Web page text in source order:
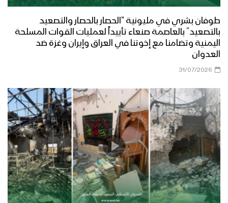
العامة بالمحافظة الى المرابطين في
جبهات مأرب
مأرب – مقابلات ورسائل المجاهدين
المرابطين في جبهة رغوان بمناسبة عيد
المرابطين في جبهات مأرب
مأرب – زيارة عيدية لقبائل بني حشيش الى
جبهة الجدفر
مأرب – قصيدة شعرية لأحد المجاهدين
بمناسبة عيد الفطر المبارك ودعما
طوفان بشري في مليونية “الحصار بالحصار والتصعيد
بالتصعيد” بالعاصمة صنعاء تأييداً لعمليات القوات المسلحة
اليمنية وتضامنا مع إخوتنا في العراق وإيران وغزة ضد
العدوان
31/07/2026